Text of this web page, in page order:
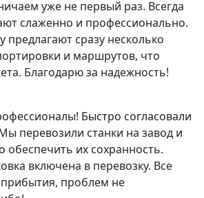
уже не первый раз. Всегда
слаженно и профессионально.
предлагают сразу несколько
и маршрутов, что
Благодарю за надежность!
Быстро согласовали
перевозили станки на завод и
их сохранность.
включена в перевозку. Все
проблем не